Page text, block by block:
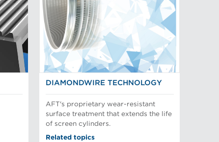
DIAMONDWIRE TECHNOLOGY
AFT's proprietary wear-resistant
surface treatment that extends the life
of screen cylinders.
Related topics